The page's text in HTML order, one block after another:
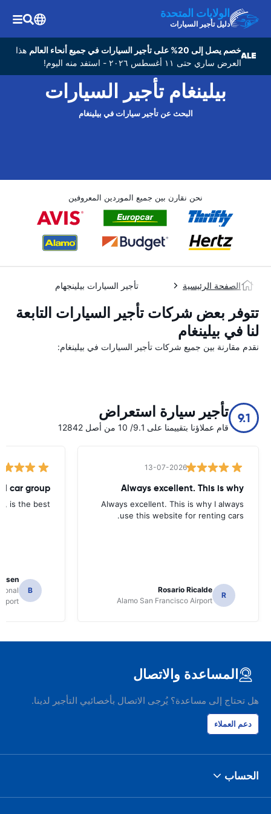
الولايات المتحدة
دليل تأجير السيارات
خصم يصل إلى 20% على تأجير السيارات في جميع أنحاء العالم
هذا
العرض ساري حتى ١١ أغسطس ٢٠٢٦ - استفد منه اليوم!
بيلينغام تأجير السيارات
البحث عن تأجير سيارات في بيلينغام
نحن نقارن بين جميع الموردين المعروفين
الصفحة الرئيسية تأجير السيارات بيلينجهام
تتوفر بعض شركات تأجير السيارات التابعة
لنا في بيلينغام
نقدم مقارنة بين جميع شركات تأجير السيارات في بيلينغام:
9.1 تأجير سيارة استعراض
قام عملاؤنا بتقييمنا على 9.1/ 10 من أصل 12842
13-07-2026
Always excellent. This is why
Always excellent. This is why I always
use this website for renting cars.
R
Rosario Ricalde
Alamo San Francisco Airport
car group
is the best.
B
المساعدة والاتصال
هل تحتاج إلى مساعدة؟ يُرجى الاتصال بأخصائيي التأجير لدينا.
دعم العملاء
الحساب